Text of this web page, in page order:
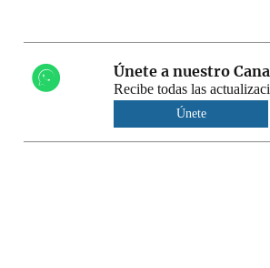
Únete a nuestro
Recibe todas las
Únete